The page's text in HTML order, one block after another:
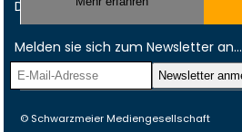
Datenschutz
Melden sie sich zum Newsletter an...
© Schwarzmeier Mediengesellschaft